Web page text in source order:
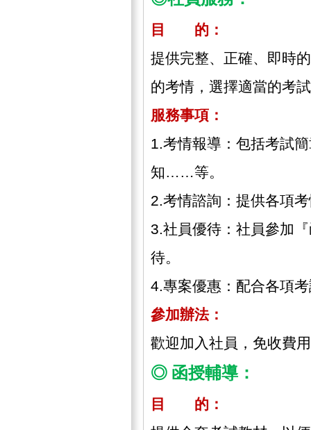
目 的：
提供完整、正確、即時
的考情，選擇適當的考
服務事項：
1.考情報導：包括考試
知……等。
2.考情諮詢：提供各項
3.社員優待：社員參加
待。
4.專案優惠：配合各項
參加辦法：
歡迎加入社員，免收費
◎ 函授輔導：
目 的：